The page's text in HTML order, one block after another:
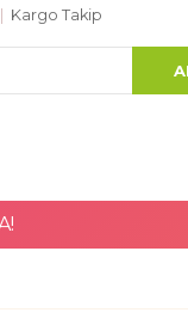
Kargo Takip